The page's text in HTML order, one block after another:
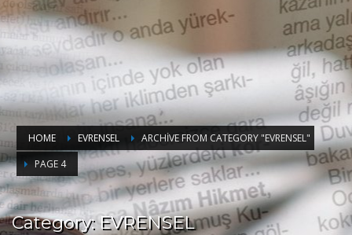
HOME EVRENSEL
ARCHIVE FROM CATEGORY "EVRENSEL"
PAGE 4
Category: EVRENSEL